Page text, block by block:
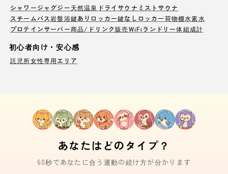
シャワージャグジー天然温泉 ドライサウナ ミストサウナ
スチームバス岩盤浴鍵ありロッカー鍵なしロッカー荷物棚水素水
プロテインサーバー商品/ドリンク販売WiFi ランドリー体組成計
初心者向け・安心感
託児所女性専用エリア
あなたはどのタイプ？
60秒であなたに合う運動の続け方が分かります